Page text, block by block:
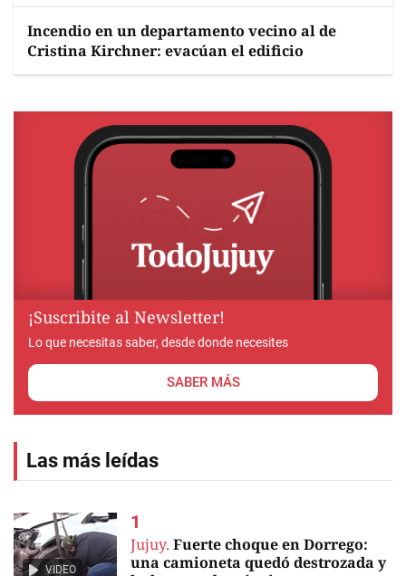
Incendio en un departamento vecino al de
Cristina Kirchner: evacúan el edificio
¡Suscribite al Newsletter!
Lo que necesitas saber, desde donde necesites
SABER MÁS
Las más leídas
VIDEO
Jujuy. Fuerte choque en Dorrego:
una camioneta quedó destrozada y